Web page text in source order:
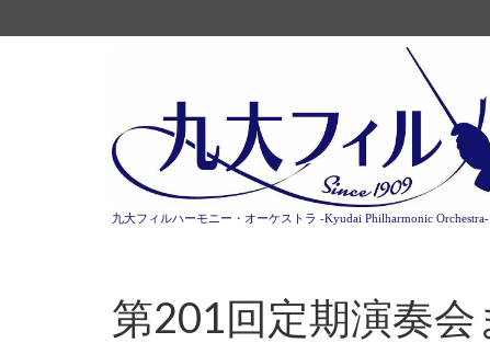
九大フィルハーモニー・オーケストラ -Kyudai Philharmonic Orchestra-
第201回定期演奏会